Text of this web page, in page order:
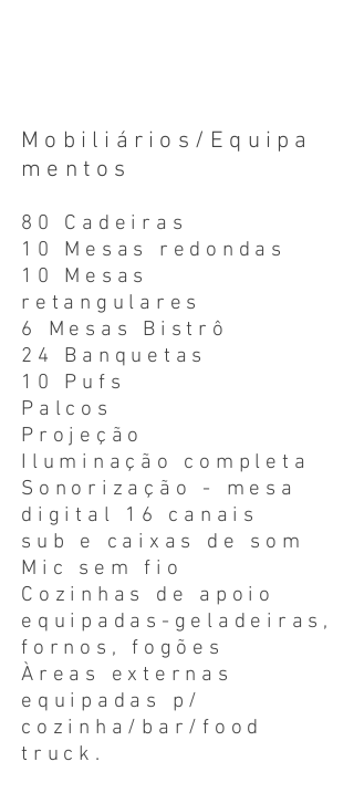
Mobiliários/Equipa
mentos
80 Cadeiras
10 Mesas redondas
10 Mesas
retangulares
6 Mesas Bistrô
24 Banquetas
10 Pufs
Palcos
Projeção
Iluminação completa
Sonorização - mesa
digital 16 canais
sub e caixas de som
Mic sem fio
Cozinhas de apoio
equipadas-geladeiras,
fornos, fogões
Àreas externas
equipadas p/
cozinha/bar/food
truck.